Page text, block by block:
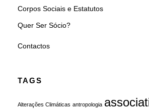
Corpos Sociais e Estatutos
Quer Ser Sócio?
Contactos
TAGS
Alterações Climáticas antropologia